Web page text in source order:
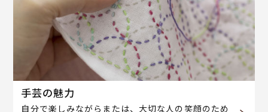
手芸の魅力
自分で楽しみながらまたは、大切な人の笑顔のため